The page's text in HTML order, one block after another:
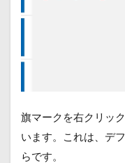
旗マークを右クリッ
います。これは、デ
らです。